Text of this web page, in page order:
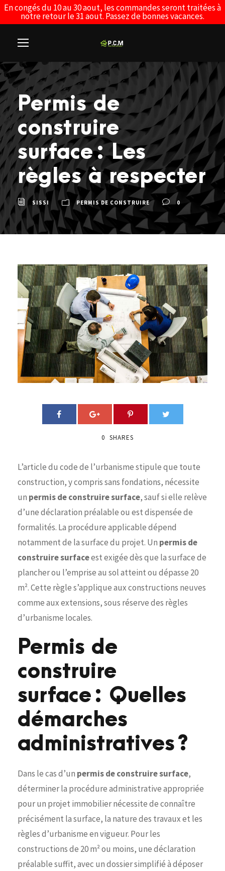
En congés du 10 au 30 aout, les commandes seront traitées à
notre retour le 31 aout. Passez de bonnes vacances.
Permis de
construire
surface : Les
règles à respecter
SISSI PERMIS DE CONSTRUIRE 0
0 SHARES
L’article du code de l’urbanisme stipule que toute
construction, y compris sans fondations, nécessite
un permis de construire surface, sauf si elle relève
d’une déclaration préalable ou est dispensée de
formalités. La procédure applicable dépend
notamment de la surface du projet. Un permis de
construire surfaceest exigée dès que la surface de
plancher ou l’emprise au sol atteint ou dépasse 20
m². Cette règle s’applique aux constructions neuves
comme aux extensions, sous réserve des règles
d’urbanisme locales.
Permis de
construire
surface : Quelles
démarches
administratives ?
Dans le cas d’un permis de construire surface,
déterminer la procédure administrative appropriée
pour un projet immobilier nécessite de connaître
précisément la surface, la nature des travaux et les
règles d’urbanisme en vigueur. Pour les
constructions de 20 m² ou moins, une déclaration
préalable suffit, avec un dossier simplifié à déposer